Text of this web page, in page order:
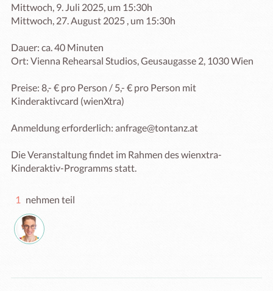
Mittwoch, 9. Juli 2025, um 15:30h
Mittwoch, 27. August 2025 , um 15:30h
Dauer: ca. 40 Minuten
Ort: Vienna Rehearsal Studios, Geusaugasse 2, 1030 Wien
Preise: 8,- € pro Person / 5,- € pro Person mit
Kinderaktivcard (wienXtra)
Anmeldung erforderlich: anfrage@tontanz.at
Die Veranstaltung findet im Rahmen des wienxtra-
Kinderaktiv-Programms statt.
1 nehmen teil